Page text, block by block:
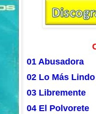
01 Abusadora
02 Lo Más
03 Libremente
04 El Polvorete